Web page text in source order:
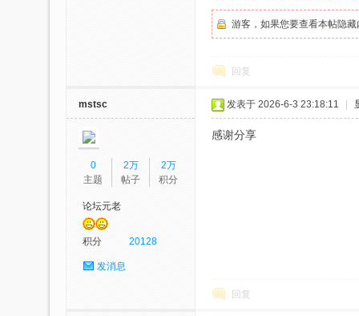
游客，如果您要查看本帖隐藏
回复
mstsc
0
主题
2万
帖子
2万
积分
论坛元老
积分 20128
发消息
发表于 2026-6-3 23:18:11
感谢分享
回复